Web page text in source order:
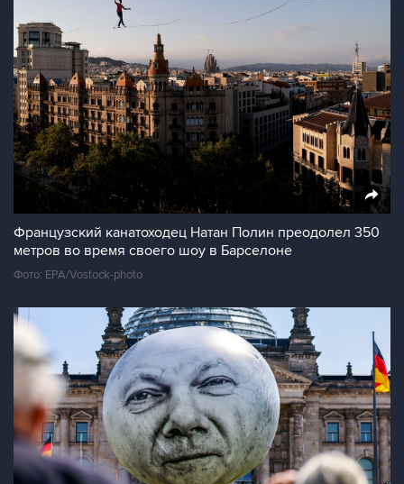
Французский канатоходец Натан Полин преодолел 350
метров во время своего шоу в Барселоне
Фото: EPA/Vostock-photo